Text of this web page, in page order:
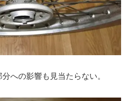
への影響も見当たらない。